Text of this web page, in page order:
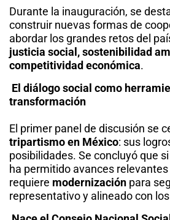
Durante la inauguración, se
construir nuevas formas de
abordar los grandes retos del
justicia social, sostenibilidad
competitividad económica.
El diálogo social como
transformación
El primer panel de discusión se
tripartismo en México: sus
posibilidades. Se concluyó que
ha permitido avances
requiere modernización para
representativo y alineado con